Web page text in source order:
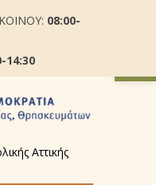
08:00-
14:30
Αττικής